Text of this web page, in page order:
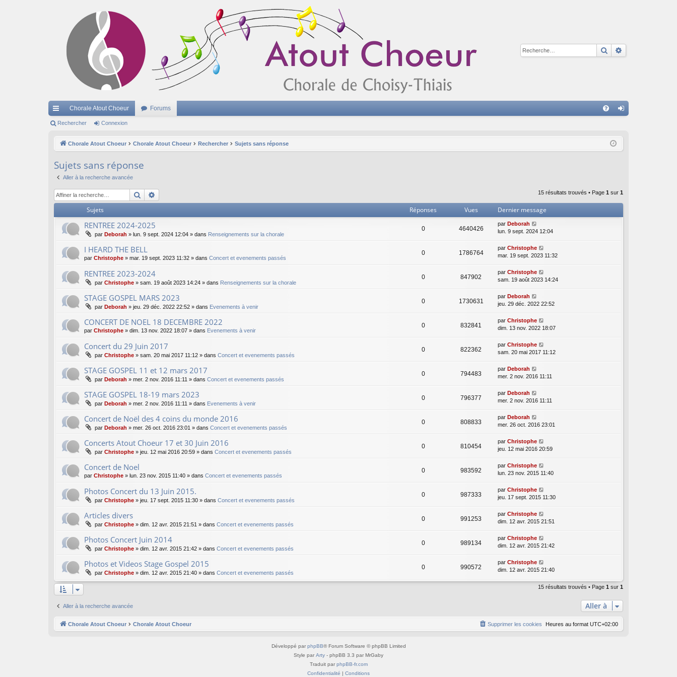
Rechercher
cc
pi
Chorale Atout Choeur Forums
ne
Rechercher Connexion
Chorale Atout Choeur Chorale Atout Choeur Rechercher Sujets sans réponse
Sujets sans réponse
Aller à la recherche avancée
Rechercher 15 résultats trouvés • Page 1 sur 1
Sujets Réponses Vues Dernier message
RENTREE 2024-2025
par Deborah » lun. 9 sept. 2024 12:04 » dans Renseignements sur la chorale
0 4640426
par Deborah
lun. 9 sept. 2024 12:04
I HEARD THE BELL
par Christophe » mar. 19 sept. 2023 11:32 » dans Concert et evenements passés
0 1786764
par Christophe
mar. 19 sept. 2023 11:32
RENTREE 2023-2024
par Christophe » sam. 19 août 2023 14:24 » dans Renseignements sur la chorale
0 847902
par Christophe
sam. 19 août 2023 14:24
STAGE GOSPEL MARS 2023
par Deborah » jeu. 29 déc. 2022 22:52 » dans Evenements à venir
0 1730631
par Deborah
jeu. 29 déc. 2022 22:52
CONCERT DE NOEL 18 DECEMBRE 2022
par Christophe » dim. 13 nov. 2022 18:07 » dans Evenements à venir
0 832841
par Christophe
dim. 13 nov. 2022 18:07
Concert du 29 Juin 2017
par Christophe » sam. 20 mai 2017 11:12 » dans Concert et evenements passés
0 822362
par Christophe
sam. 20 mai 2017 11:12
STAGE GOSPEL 11 et 12 mars 2017
par Deborah » mer. 2 nov. 2016 11:11 » dans Concert et evenements passés
0 794483
par Deborah
mer. 2 nov. 2016 11:11
STAGE GOSPEL 18-19 mars 2023
par Deborah » mer. 2 nov. 2016 11:11 » dans Evenements à venir
0 796377
par Deborah
mer. 2 nov. 2016 11:11
Concert de Noël des 4 coins du monde 2016
par Deborah » mer. 26 oct. 2016 23:01 » dans Concert et evenements passés
0 808833
par Deborah
mer. 26 oct. 2016 23:01
Concerts Atout Choeur 17 et 30 Juin 2016
par Christophe » jeu. 12 mai 2016 20:59 » dans Concert et evenements passés
0 810454
par Christophe
jeu. 12 mai 2016 20:59
Concert de Noel
par Christophe » lun. 23 nov. 2015 11:40 » dans Concert et evenements passés
0 983592
par Christophe
lun. 23 nov. 2015 11:40
Photos Concert du 13 Juin 2015.
par Christophe » jeu. 17 sept. 2015 11:30 » dans Concert et evenements passés
0 987333
par Christophe
jeu. 17 sept. 2015 11:30
Articles divers
par Christophe » dim. 12 avr. 2015 21:51 » dans Concert et evenements passés
0 991253
par Christophe
dim. 12 avr. 2015 21:51
Photos Concert Juin 2014
par Christophe » dim. 12 avr. 2015 21:42 » dans Concert et evenements passés
0 989134
par Christophe
dim. 12 avr. 2015 21:42
Photos et Videos Stage Gospel 2015
par Christophe » dim. 12 avr. 2015 21:40 » dans Concert et evenements passés
0 990572
par Christophe
dim. 12 avr. 2015 21:40
15 résultats trouvés • Page 1 sur 1
Aller à la recherche avancée Aller à
Chorale Atout Choeur Chorale Atout Choeur Heures au format UTC+02:00
Supprimer les cookies
Développé par phpBB® Forum Software © phpBB Limited
Style par Arty - phpBB 3.3 par MrGaby
Traduit par phpBB-fr.com
Confidentialité
Conditions